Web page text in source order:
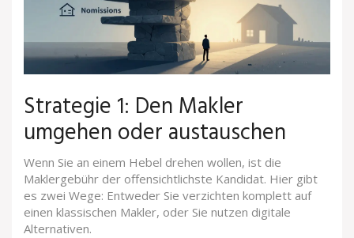
Strategie 1: Den Makler
umgehen oder austauschen
Wenn Sie an einem Hebel drehen wollen, ist die
Maklergebühr der offensichtlichste Kandidat. Hier gibt
es zwei Wege: Entweder Sie verzichten komplett auf
einen klassischen Makler, oder Sie nutzen digitale
Alternativen.